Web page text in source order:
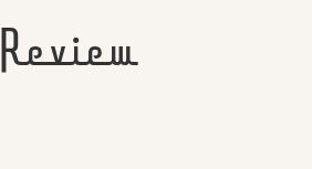
Review